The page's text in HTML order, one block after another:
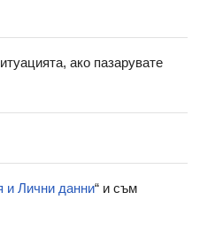
ако пазарувате
Лични данни“ и съм